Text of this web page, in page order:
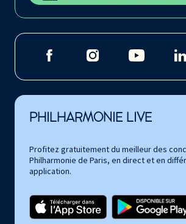
PHILHARMONIE LIVE
Profitez gratuitement du meilleur des
Philharmonie de Paris, en direct et en
application.